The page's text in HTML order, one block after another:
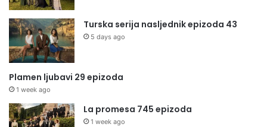
Turska serija nasljednik epizoda 43
5 days ago
Plamen ljubavi 29 epizoda
1 week ago
La promesa 745 epizoda
1 week ago